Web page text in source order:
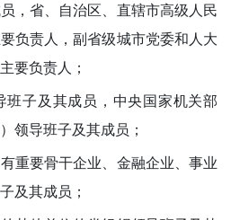
，省、自治区、直辖市高级人民
负责人，副省级城市党委和人大
要负责人；
子及其成员，中央国家机关部
领导班子及其成员；
要骨干企业、金融企业、事业
及其成员；